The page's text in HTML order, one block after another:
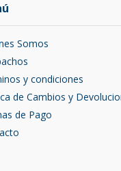
Somos
y condiciones
de Cambios y
de Pago